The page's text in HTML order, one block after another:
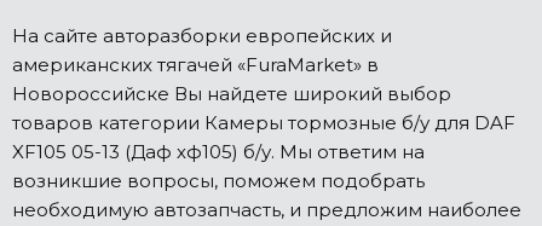
На сайте авторазборки европейских и
американских тягачей «FuraMarket» в
Новороссийске Вы найдете широкий выбор
товаров категории Камеры тормозные б/у для DAF
XF105 05-13 (Даф хф105) б/у. Мы ответим на
возникшие вопросы, поможем подобрать
необходимую автозапчасть, и предложим наиболее